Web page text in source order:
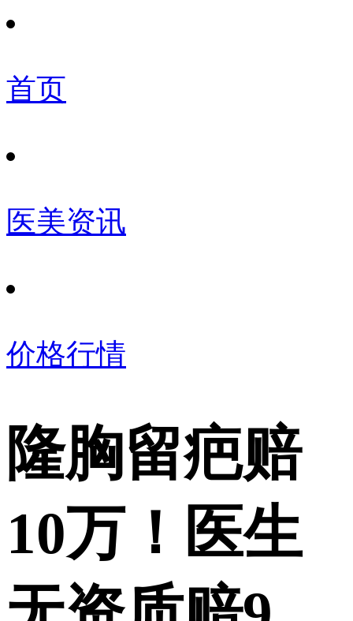
首页
医美资讯
价格行情
隆胸留疤赔
10万！医生